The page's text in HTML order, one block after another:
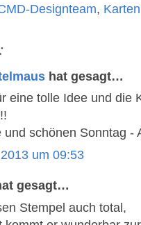
Designteam, Karten
hat gesagt…
eine tolle Idee und die
und schönen Sonntag -
um 09:53
gesagt…
Stempel auch total,